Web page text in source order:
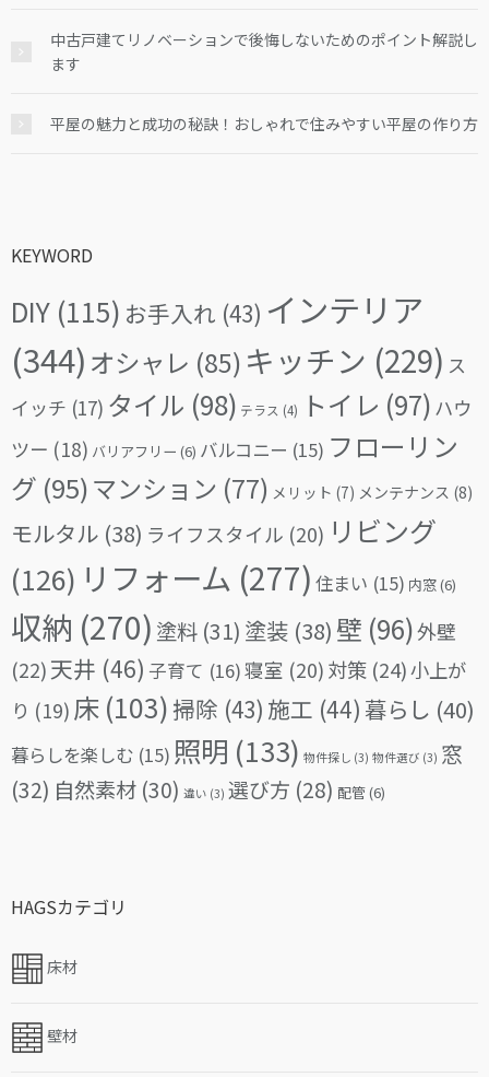
中古戸建てリノベーションで後悔しないためのポイント解説し
ます
平屋の魅力と成功の秘訣！おしゃれで住みやすい平屋の作り方
KEYWORD
DIY (115) お手入れ (43) インテリア
(344) オシャレ (85) キッチン (229) ス
イッチ (17) タイル (98) テラス (4) トイレ (97) ハウ
ツー (18) バリアフリー (6) バルコニー (15) フローリン
グ (95)マンション (77) メリット (7) メンテナンス (8)
モルタル (38) ライフスタイル (20) リビング
(126) リフォーム (277) 住まい (15) 内窓(6)
収納 (270) 塗料 (31) 塗装 (38) 壁 (96)外壁
(22)天井 (46) 子育て (16)寝室 (20) 対策 (24)小上が
り (19) 床 (103)掃除 (43) 施工 (44) 暮らし (40)
暮らしを楽しむ (15) 照明 (133) 物件探し (3) 物件選び (3) 窓
(32) 自然素材 (30) 違い (3) 選び方 (28) 配管(6)
HAGSカテゴリ
床材
壁材